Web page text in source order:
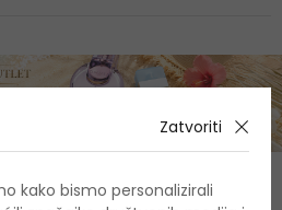
Zatvoriti
kako bismo personalizirali